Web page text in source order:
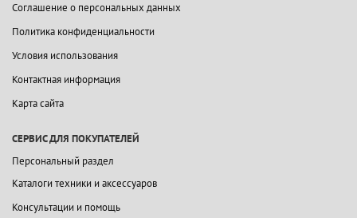
Соглашение о персональных данных
Политика конфиденциальности
Условия использования
Контактная информация
Карта сайта
СЕРВИС ДЛЯ ПОКУПАТЕЛЕЙ
Персональный раздел
Каталоги техники и аксессуаров
Консультации и помощь